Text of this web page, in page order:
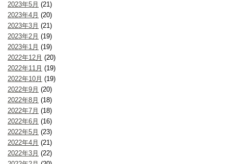
2023年5月 (21)
2023年4月 (20)
2023年3月 (21)
2023年2月 (19)
2023年1月 (19)
2022年12月 (20)
2022年11月 (19)
2022年10月 (19)
2022年9月 (20)
2022年8月 (18)
2022年7月 (18)
2022年6月 (16)
2022年5月 (23)
2022年4月 (21)
2022年3月 (22)